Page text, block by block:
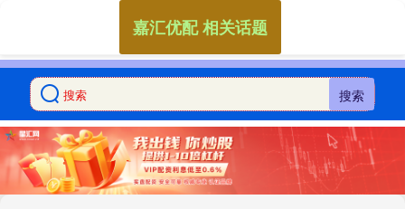
搜索
嘉汇优配 相关话题